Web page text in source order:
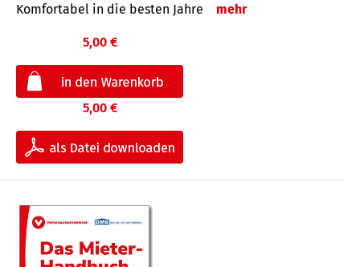
Komfortabel in die besten Jahre mehr
5,00 €
5,00 €